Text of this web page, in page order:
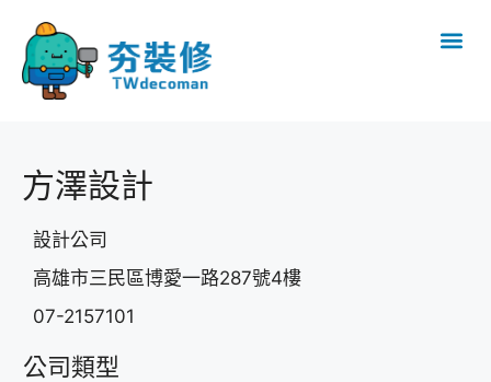
方澤設計
設計公司
高雄市三民區博愛一路287號4樓
07-2157101
公司類型